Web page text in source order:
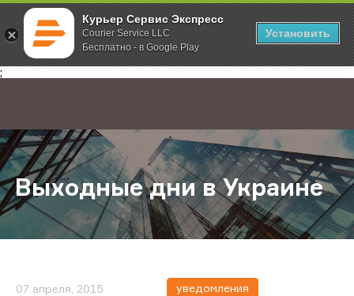
Курьер Сервис Экспресс
Courier Service LLC
Бесплатно - в Google Play
Установить
;
Главная О компании Новости Выходные дни в Украине
Выходные дни в Украине
07 апреля, 2015 уведомления